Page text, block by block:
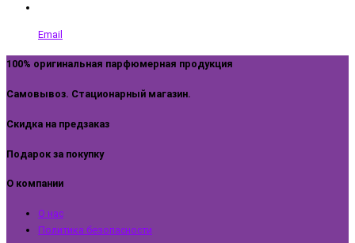
Email
100% оригинальная парфюмерная продукция
Самовывоз. Стационарный магазин.
Скидка на предзаказ
Подарок за покупку
О компании
О нас
Политика безопасности